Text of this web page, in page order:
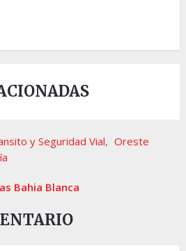
y Seguridad Vial, Oreste
Bahia Blanca